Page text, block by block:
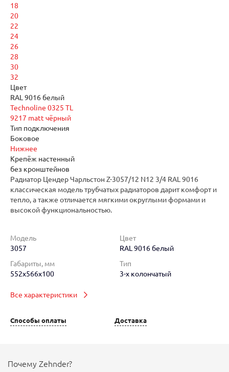
18
20
22
24
26
28
30
32
Цвет
RAL 9016 белый
Technoline 0325 TL
9217 matt чёрный
Тип подключения
Боковое
Нижнее
Крепёж настенный
без кронштейнов
Радиатор Цендер Чарльстон Z-3057/12 N12 3/4 RAL 9016
классическая модель трубчатых радиаторов дарит комфорт и
тепло, а также отличается мягкими округлыми формами и
высокой функциональностью.
Модель
3057
Цвет
RAL 9016 белый
Габариты, мм
552x566x100
Тип
3-х колончатый
Все характеристики
Способы оплаты Доставка
Почему Zehnder?